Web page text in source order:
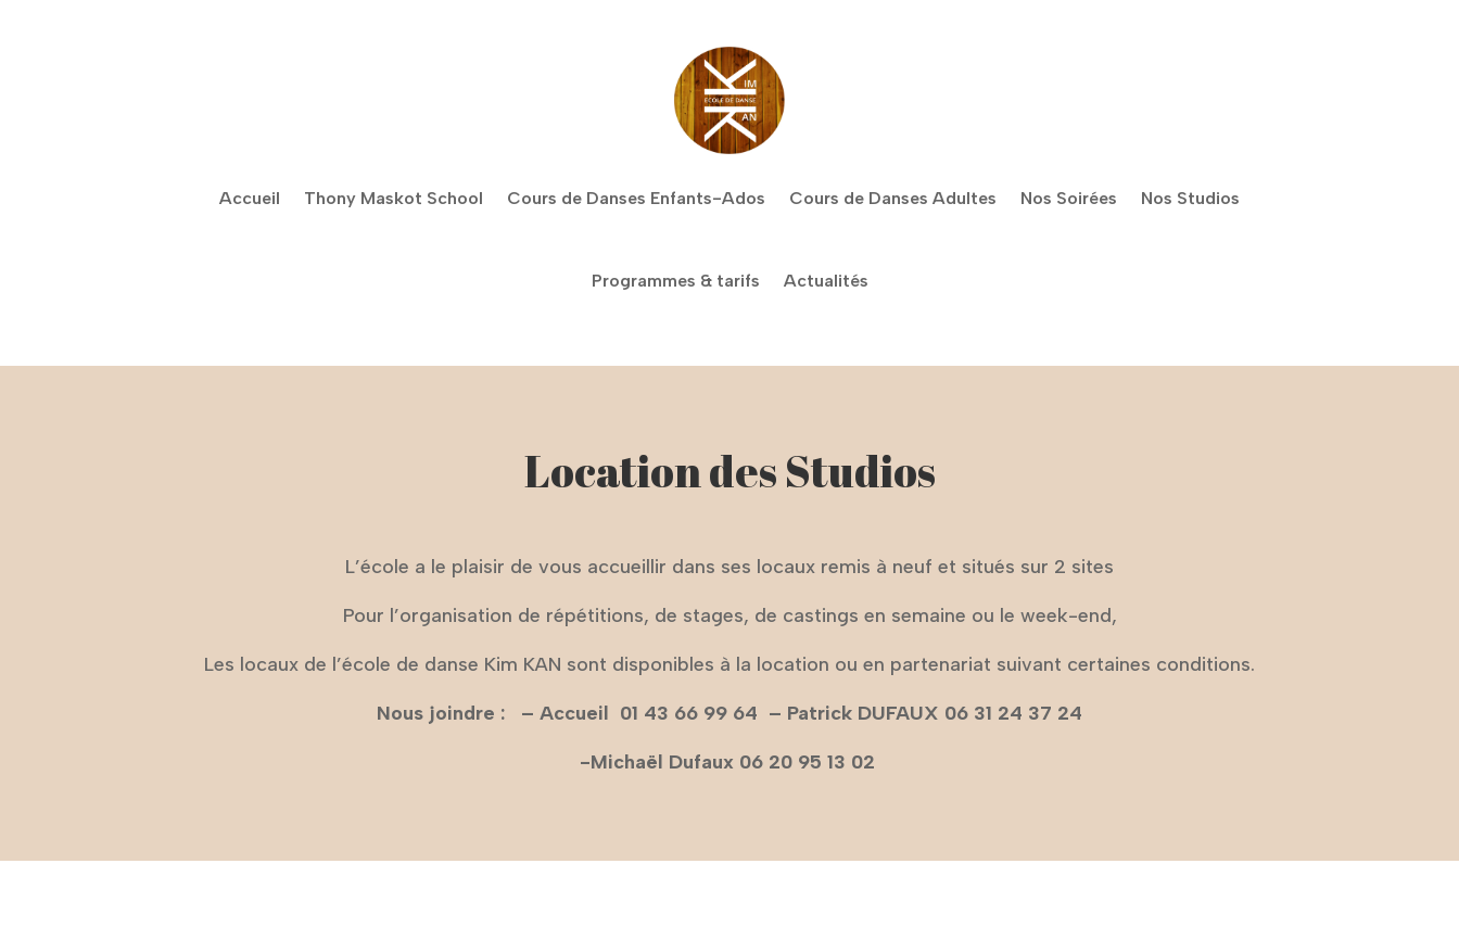
Accueil Thony Maskot School Cours de Danses Enfants-Ados Cours de Danses Adultes Nos Soirées Nos Studios
Programmes & tarifs Actualités
Location des Studios
L’école a le plaisir de vous accueillir dans ses locaux remis à neuf et situés sur 2 sites
Pour l’organisation de répétitions, de stages, de castings en semaine ou le week-end,
Les locaux de l’école de danse Kim KAN sont disponibles à la location ou en partenariat suivant certaines conditions.
Nous joindre : – Accueil 01 43 66 99 64 – Patrick DUFAUX 06 31 24 37 24
-Michaël Dufaux 06 20 95 13 02